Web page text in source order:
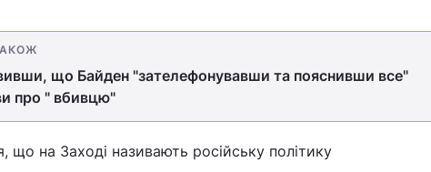
що Байден "зателефонувавши та пояснивши все"
про " вбивцю"
що на Заході називають російську політику